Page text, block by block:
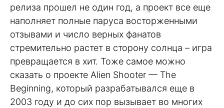
релиза прошел не один год, а проект все еще
наполняет полные паруса восторженными
отзывами и число верных фанатов
стремительно растет в сторону солнца – игра
превращается в хит. Тоже самое можно
сказать о проекте Alien Shooter — The
Beginning, который разрабатывался еще в
2003 году и до сих пор вызывает во многих